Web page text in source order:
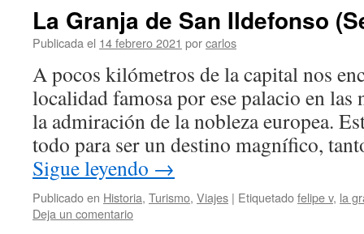
La Granja de San Ildefonso
Publicada el 14 febrero 2021 porcarlos
A pocos kilómetros de la capital nos
localidad famosa por ese palacio en las
la admiración de la nobleza europea.
todo para ser un destino magnífico,
Sigue leyendo →
Publicado en Historia, Turismo, Viajes | Etiquetadofelipe v, la
Deja un comentario